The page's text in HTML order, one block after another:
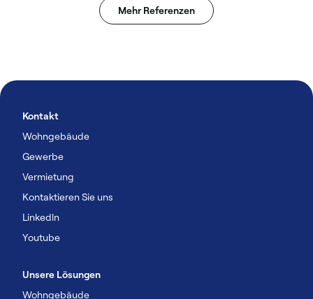
Mehr Referenzen
Kontakt
Wohngebäude
Gewerbe
Vermietung
Kontaktieren Sie uns
Linkedln
Youtube
Unsere Lösungen
Wohngebäude